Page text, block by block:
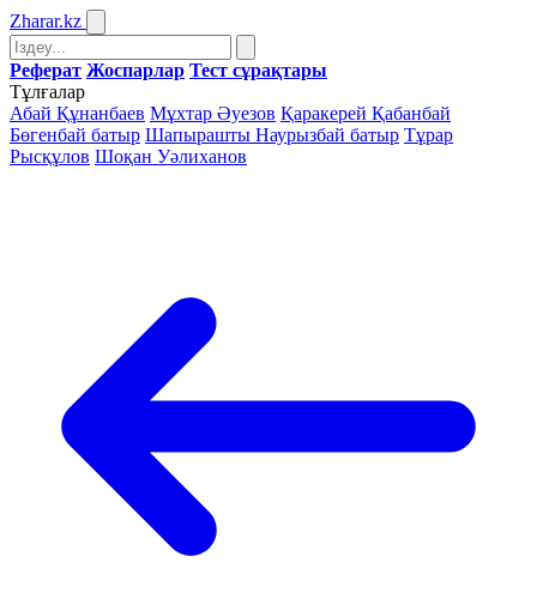
Zharar.kz
Реферат Жоспарлар Тест сұрақтары
Тұлғалар
Абай Құнанбаев Мұхтар Әуезов Қаракерей Қабанбай
Бөгенбай батыр Шапырашты Наурызбай батыр Тұрар
Рысқұлов Шоқан Уәлиханов